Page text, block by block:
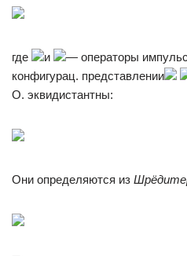
где и
— операторы
конфигурац. представлении
О. эквидистантны:
Они определяются из